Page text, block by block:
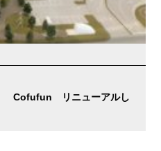
Cofufun リニューアルし